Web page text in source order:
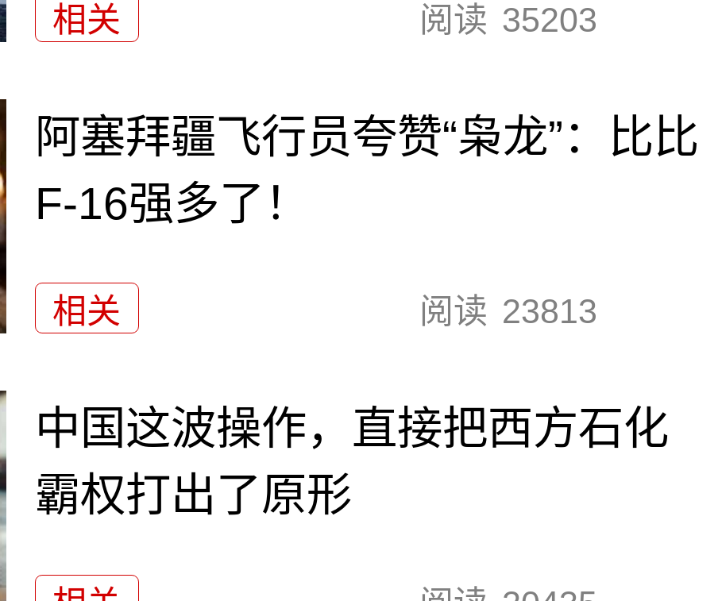
相关 阅读 35203
阿塞拜疆飞行员夸赞“枭龙”：比比
F-16强多了！
相关 阅读 23813
中国这波操作，直接把西方石化
霸权打出了原形